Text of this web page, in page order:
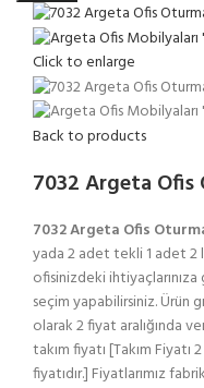
Click to enlarge
Back to products
7032 Argeta Ofis
7032 Argeta Ofis
yada 2 adet tekli 1 adet
ofisinizdeki
seçim yapabilirsiniz. Ürün
olarak 2 fiyat aralığında
takım fiyatı [Takım
fiyatıdır.] Fiyatlarımız